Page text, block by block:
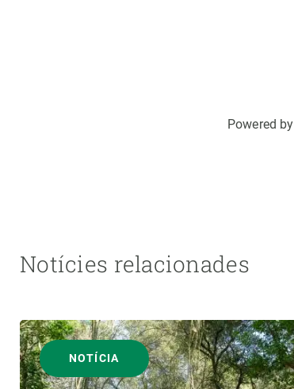
Powered by
Notícies relacionades
NOTÍCIA